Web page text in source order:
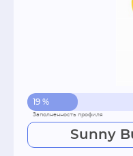
19 %
Sunny